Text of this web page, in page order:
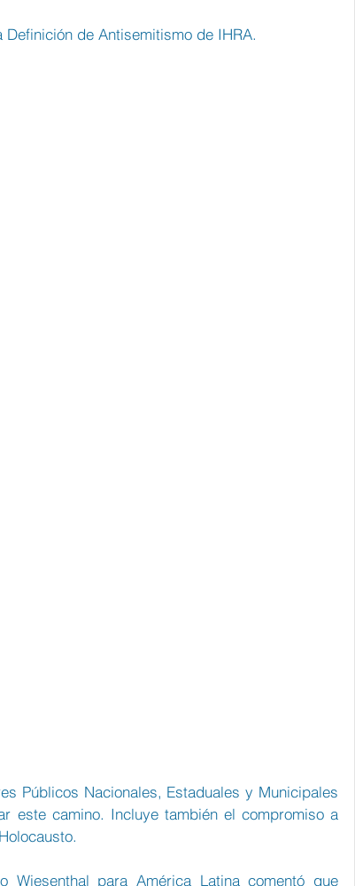
de Antisemitismo de IHRA.
Públicos Nacionales, Estaduales y Municipales
este camino. Incluye también el compromiso a